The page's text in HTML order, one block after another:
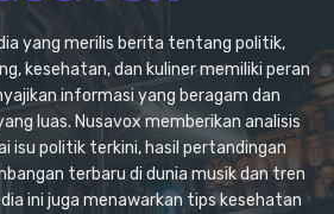
yang merilis berita tentang politik,
kesehatan, dan kuliner memiliki peran
informasi yang beragam dan
luas. Nusavox memberikan analisis
isu politik terkini, hasil pertandingan
terbaru di dunia musik dan tren
ini juga menawarkan tips kesehatan